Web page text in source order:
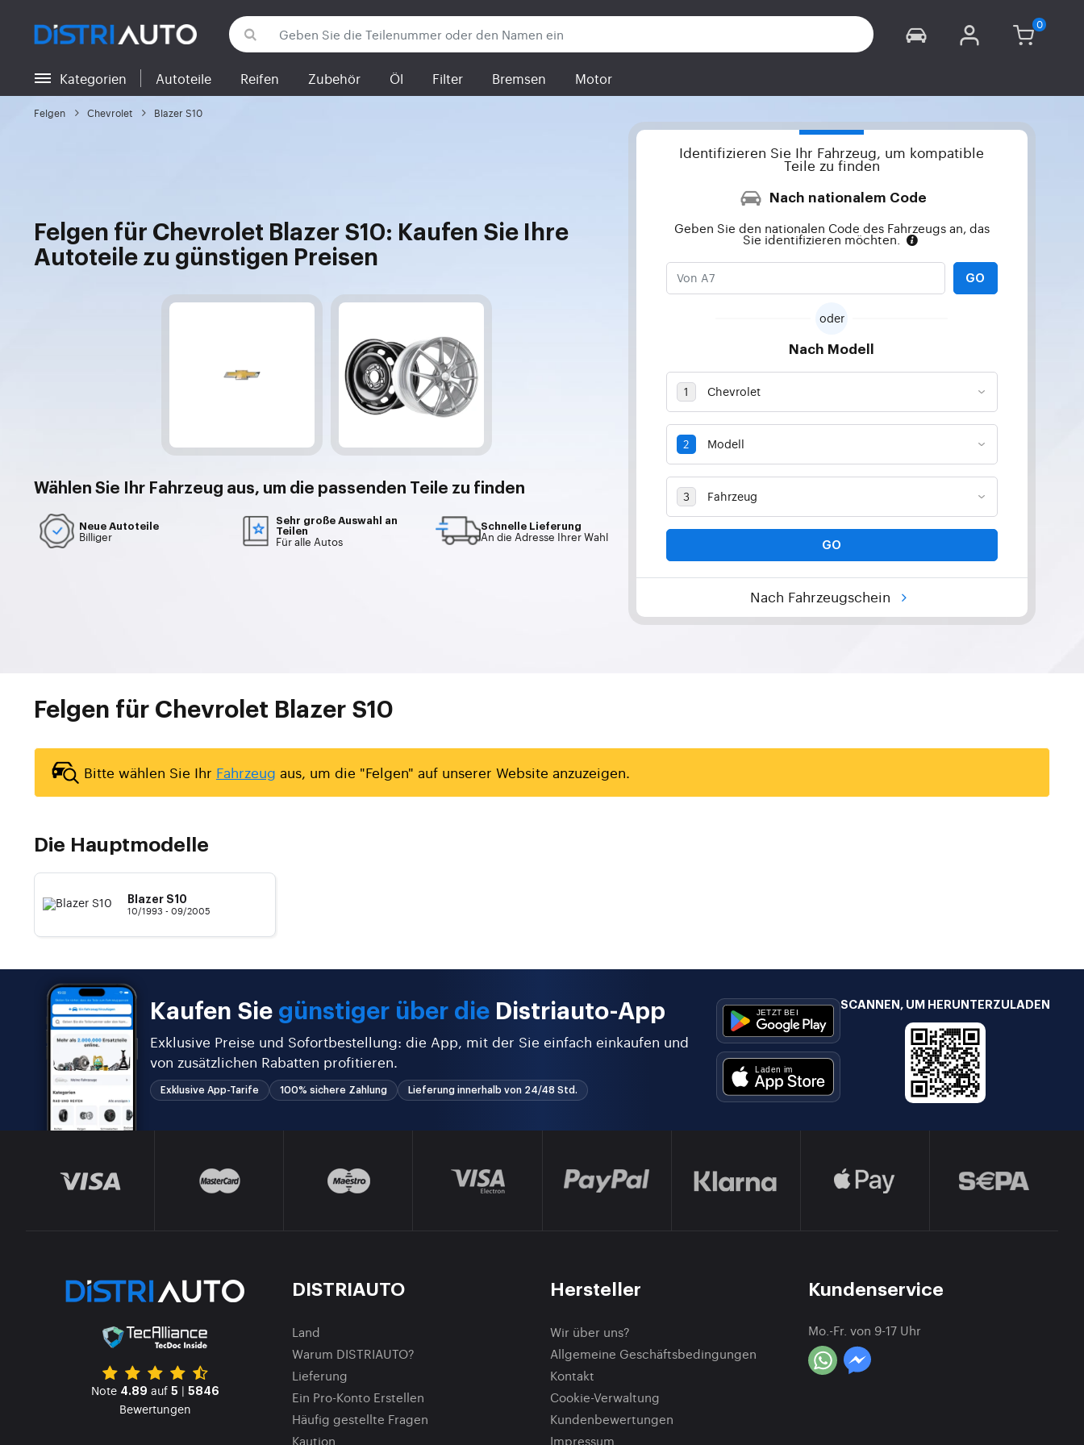
Zurück zu den Kategorien
Kategorien Autoteile Reifen Zubehör Öl Filter Bremsen Motor
Felgen Chevrolet Blazer S10
Felgen für Chevrolet Blazer S10: Kaufen Sie Ihre
Autoteile zu günstigen Preisen
Wählen Sie Ihr Fahrzeug aus, um die passenden Teile zu finden
Neue Autoteile
Billiger
Sehr große Auswahl an
Teilen
Für alle Autos
Schnelle Lieferung
An die Adresse Ihrer Wahl
Identifizieren Sie Ihr Fahrzeug, um kompatible
Teile zu finden
Nach nationalem Code
Geben Sie den nationalen Code des Fahrzeugs an, das
Sie identifizieren möchten.
GO
oder
Nach Modell
GO
Nach Fahrzeugschein
Felgen für Chevrolet Blazer S10
Bitte wählen Sie Ihr Fahrzeug aus, um die "Felgen" auf unserer Website anzuzeigen.
Die Hauptmodelle
Blazer S10
10/1993 - 09/2005
Kaufen Sie günstiger über die Distriauto-App
Exklusive Preise und Sofortbestellung: die App, mit der Sie einfach einkaufen und
von zusätzlichen Rabatten profitieren.
Exklusive App-Tarife 100% sichere Zahlung Lieferung innerhalb von 24/48 Std.
SCANNEN, UM HERUNTERZULADEN
Note 4.89 auf 5 | 5846
Bewertungen
DISTRIAUTO
Land
Warum DISTRIAUTO?
Lieferung
Ein Pro-Konto Erstellen
Häufig gestellte Fragen
Kaution
Hersteller
Wir über uns?
Allgemeine Geschäftsbedingungen
Kontakt
Cookie-Verwaltung
Kundenbewertungen
Impressum
Kundenservice
Mo.-Fr. von 9-17 Uhr